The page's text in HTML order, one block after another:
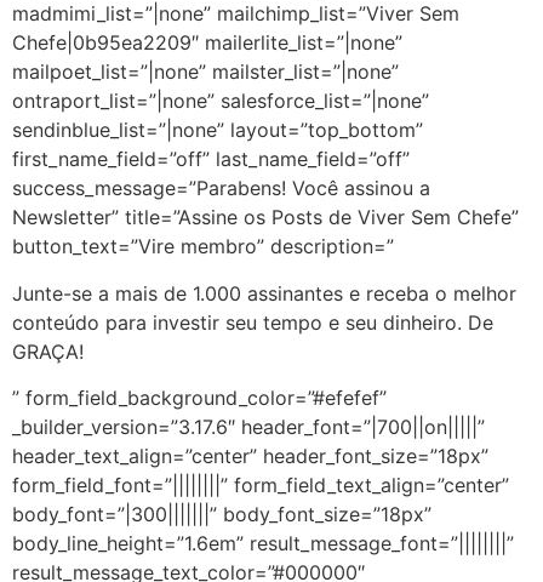
madmimi_list=”|none” mailchimp_list=”Viver Sem
Chefe|0b95ea2209″ mailerlite_list=”|none”
mailpoet_list=”|none” mailster_list=”|none”
ontraport_list=”|none” salesforce_list=”|none”
sendinblue_list=”|none” layout=”top_bottom”
first_name_field=”off” last_name_field=”off”
success_message=”Parabens! Você assinou a
Newsletter” title=”Assine os Posts de Viver Sem Chefe”
button_text=”Vire membro” description=”
Junte-se a mais de 1.000 assinantes e receba o melhor
conteúdo para investir seu tempo e seu dinheiro. De
GRAÇA!
” form_field_background_color=”#efefef”
_builder_version=”3.17.6″ header_font=”|700||on|||||”
header_text_align=”center” header_font_size=”18px”
form_field_font=”||||||||” form_field_text_align=”center”
body_font=”|300|||||||” body_font_size=”18px”
body_line_height=”1.6em” result_message_font=”||||||||”
result_message_text_color=”#000000″